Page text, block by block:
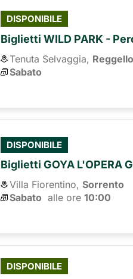
DISPONIBILE
Biglietti WILD PARK -
Tenuta Selvaggia, Reggello
Sabato
DISPONIBILE
Biglietti GOYA L'OPERA
Villa Fiorentino, Sorrento
Sabato alle ore 10:00
DISPONIBILE